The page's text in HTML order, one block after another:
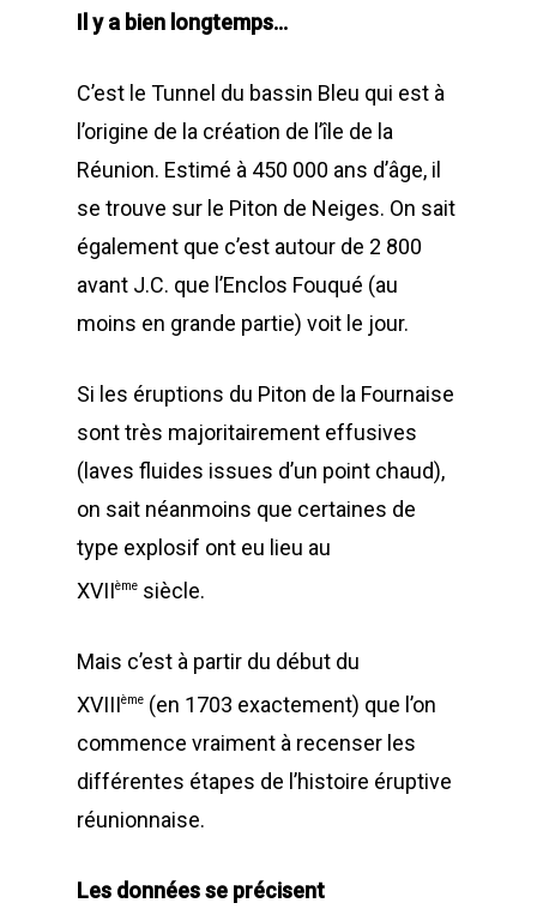
Il y a bien longtemps…
C’est le Tunnel du bassin Bleu qui est à
l’origine de la création de l’île de la
Réunion. Estimé à 450 000 ans d’âge, il
se trouve sur le Piton de Neiges. On sait
également que c’est autour de 2 800
avant J.C. que l’Enclos Fouqué (au
moins en grande partie) voit le jour.
Si les éruptions du Piton de la Fournaise
sont très majoritairement effusives
(laves fluides issues d’un point chaud),
on sait néanmoins que certaines de
type explosif ont eu lieu au
XVIIème siècle.
Mais c’est à partir du début du
XVIIIème (en 1703 exactement) que l’on
commence vraiment à recenser les
différentes étapes de l’histoire éruptive
réunionnaise.
Les données se précisent